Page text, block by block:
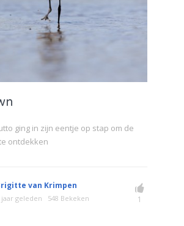
ging in zijn eentje op stap om de
ontdekken
van Krimpen
jaar geleden 548 Bekeken 1